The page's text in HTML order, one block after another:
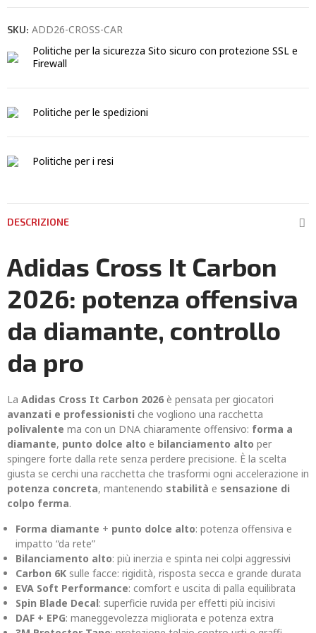
SKU: ADD26-CROSS-CAR
Politiche per la sicurezza Sito sicuro con protezione SSL e
Firewall
Politiche per le spedizioni
Politiche per i resi
DESCRIZIONE
Adidas Cross It Carbon
2026: potenza offensiva
da diamante, controllo
da pro
La Adidas Cross It Carbon 2026 è pensata per giocatori
avanzati e professionisti che vogliono una racchetta
polivalente ma con un DNA chiaramente offensivo: forma a
diamante, punto dolce alto e bilanciamento alto per
spingere forte dalla rete senza perdere precisione. È la scelta
giusta se cerchi una racchetta che trasformi ogni accelerazione in
potenza concreta, mantenendo stabilità e sensazione di
colpo ferma.
Forma diamante + punto dolce alto: potenza offensiva e
impatto “da rete”
Bilanciamento alto: più inerzia e spinta nei colpi aggressivi
Carbon 6K sulle facce: rigidità, risposta secca e grande durata
EVA Soft Performance: comfort e uscita di palla equilibrata
Spin Blade Decal: superficie ruvida per effetti più incisivi
DAF + EPG: maneggevolezza migliorata e potenza extra